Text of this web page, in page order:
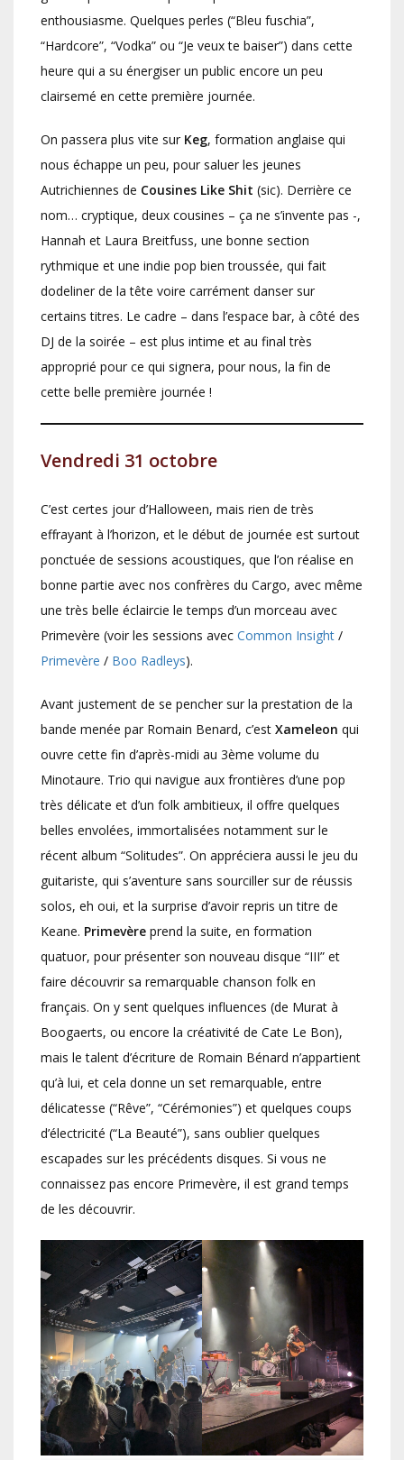
enthousiasme. Quelques perles (“Bleu fuschia”,
“Hardcore”, “Vodka” ou “Je veux te baiser”) dans cette
heure qui a su énergiser un public encore un peu
clairsemé en cette première journée.
On passera plus vite sur Keg, formation anglaise qui
nous échappe un peu, pour saluer les jeunes
Autrichiennes de Cousines Like Shit (sic). Derrière ce
nom… cryptique, deux cousines – ça ne s’invente pas -,
Hannah et Laura Breitfuss, une bonne section
rythmique et une indie pop bien troussée, qui fait
dodeliner de la tête voire carrément danser sur
certains titres. Le cadre – dans l’espace bar, à côté des
DJ de la soirée – est plus intime et au final très
approprié pour ce qui signera, pour nous, la fin de
cette belle première journée !
Vendredi 31 octobre
C’est certes jour d’Halloween, mais rien de très
effrayant à l’horizon, et le début de journée est surtout
ponctuée de sessions acoustiques, que l’on réalise en
bonne partie avec nos confrères du Cargo, avec même
une très belle éclaircie le temps d’un morceau avec
Primevère (voir les sessions avec Common Insight /
Primevère / Boo Radleys).
Avant justement de se pencher sur la prestation de la
bande menée par Romain Benard, c’est Xameleon qui
ouvre cette fin d’après-midi au 3ème volume du
Minotaure. Trio qui navigue aux frontières d’une pop
très délicate et d’un folk ambitieux, il offre quelques
belles envolées, immortalisées notamment sur le
récent album “Solitudes”. On appréciera aussi le jeu du
guitariste, qui s’aventure sans sourciller sur de réussis
solos, eh oui, et la surprise d’avoir repris un titre de
Keane. Primevère prend la suite, en formation
quatuor, pour présenter son nouveau disque “III” et
faire découvrir sa remarquable chanson folk en
français. On y sent quelques influences (de Murat à
Boogaerts, ou encore la créativité de Cate Le Bon),
mais le talent d’écriture de Romain Bénard n’appartient
qu’à lui, et cela donne un set remarquable, entre
délicatesse (“Rêve”, “Cérémonies”) et quelques coups
d’électricité (“La Beauté”), sans oublier quelques
escapades sur les précédents disques. Si vous ne
connaissez pas encore Primevère, il est grand temps
de les découvrir.